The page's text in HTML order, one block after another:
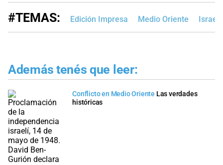
#TEMAS: Edición Impresa Medio Oriente Israel
Además tenés que leer:
Conflicto en Medio Oriente Las verdades
históricas